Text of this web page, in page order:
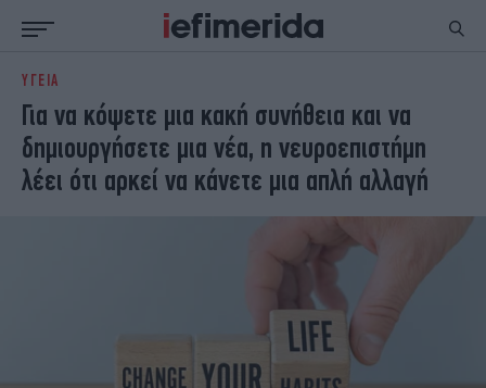
ΕΙΔΗΣΕΙΣ
NON PAPER
ΕΛΛΑΔΑ
ΟΙΚΟΝΟΜΙΑ
ΚΟΣΜΟΣ
ΠΟΛΙΤΙΣΜΟΣ
ΠΑΝΕΛΛΗΝΙΕΣ
ΣΠΟΡ
ENGLISH EDITION
TRAVEL
ΥΓΕΙΑ
ΥΓΕΙΑ
Για να κόψετε μια κακή συνήθεια και να
δημιουργήσετε μια νέα, η νευροεπιστήμη
λέει ότι αρκεί να κάνετε μια απλή αλλαγή